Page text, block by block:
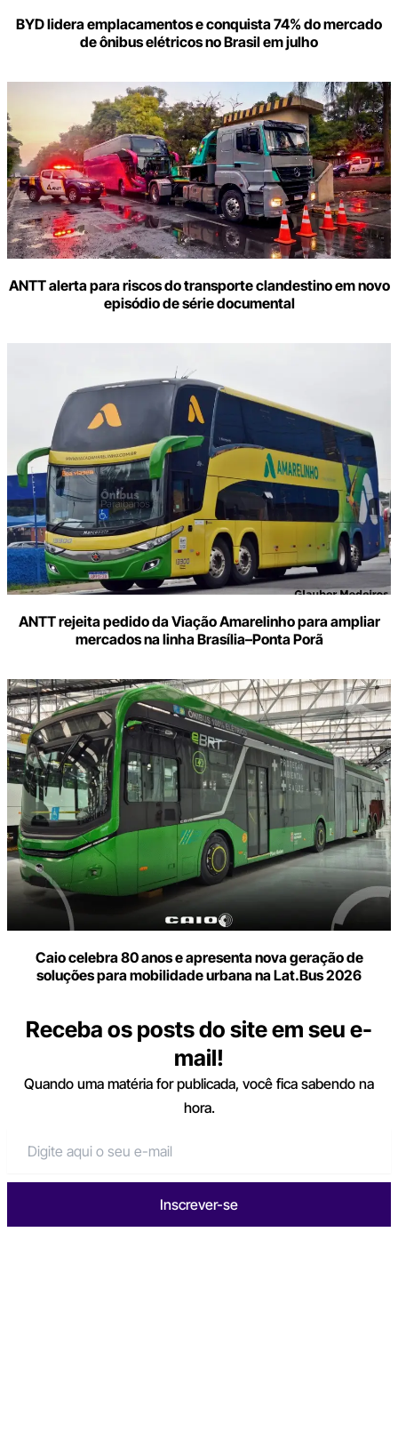
BYD lidera emplacamentos e conquista 74% do mercado
de ônibus elétricos no Brasil em julho
ANTT alerta para riscos do transporte clandestino em novo
episódio de série documental
ANTT rejeita pedido da Viação Amarelinho para ampliar
mercados na linha Brasília–Ponta Porã
Caio celebra 80 anos e apresenta nova geração de
soluções para mobilidade urbana na Lat.Bus 2026
Receba os posts do site em seu e-
mail!
Quando uma matéria for publicada, você fica sabendo na
hora.
Inscrever-se